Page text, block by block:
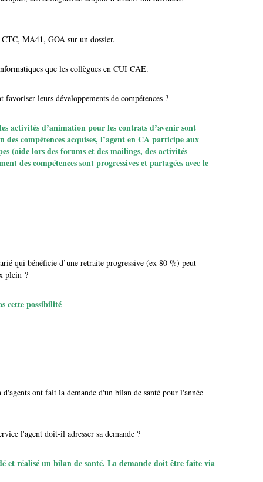
MA41, GOA sur un dossier.
que les collègues en CUI CAE.
leurs développements de compétences ?
activités d’animation pour les contrats d’avenir sont
compétences acquises, l’agent en CA participe aux
(aide lors des forums et des mailings, des activités
des compétences sont progressives et partagées avec le
qui bénéficie d’une retraite progressive (ex 80 %) peut
plein ?
cette possibilité
ont fait la demande d'un bilan de santé pour l'année
l'agent doit-il adresser sa demande ?
et réalisé un bilan de santé. La demande doit être faite via